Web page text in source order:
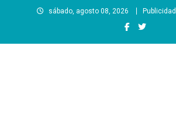
sábado, agosto 08, 2026 Publicidad